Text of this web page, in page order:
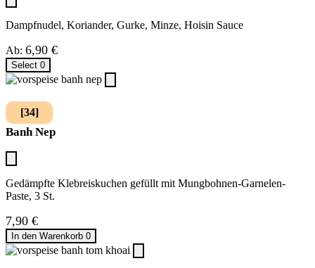
Dampfnudel, Koriander, Gurke, Minze, Hoisin Sauce
Ab: 6,90 €
Select 0
[34]
Banh Nep
Gedämpfte Klebreiskuchen gefüllt mit Mungbohnen-Garnelen-
Paste, 3 St.
7,90 €
In den Warenkorb 0